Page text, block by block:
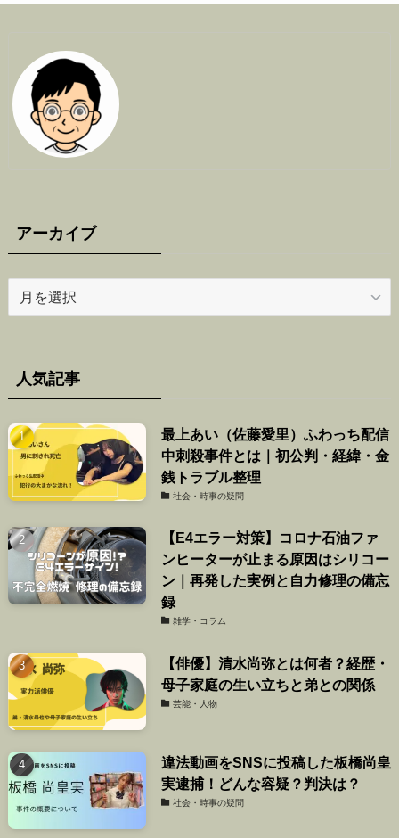
アーカイブ
ブ人気記事
最上あい（佐藤愛里）ふわっち配信
中刺殺事件とは｜初公判・経緯・金
銭トラブル整理
社会・時事の疑問
【E4エラー対策】コロナ石油ファ
ンヒーターが止まる原因はシリコー
ン｜再発した実例と自力修理の備忘
録
雑学・コラム
【俳優】清水尚弥とは何者？経歴・
母子家庭の生い立ちと弟との関係
芸能・人物
違法動画をSNSに投稿した板橋尚皇
実逮捕！どんな容疑？判決は？
社会・時事の疑問